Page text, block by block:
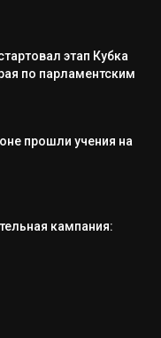
этап Кубка
по парламентским
прошли учения на
кампания: